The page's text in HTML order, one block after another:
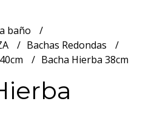
baño
Bachas Redondas
Bacha Hierba 38cm